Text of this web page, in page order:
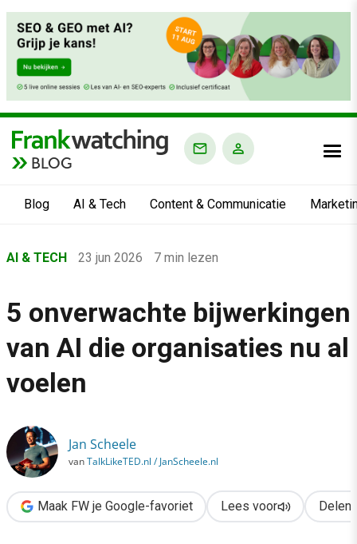
BLOG
Blog AI & Tech Content & Communicatie
›
›
AI & Tech
5 onverwachte bijwerkingen van AI die organisaties nu al
AI & TECH 23 jun 2026 7 min lezen
5 onverwachte bijwerkingen
van AI die organisaties nu al
voelen
Jan Scheele
vanTalkLikeTED.nl / JanScheele.nl
Maak FW je Google-favoriet Lees voor Delen